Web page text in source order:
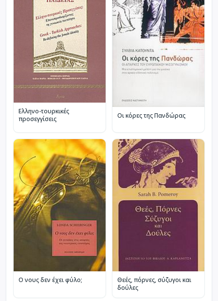
Ελληνο-τουρκικές
προσεγγίσεις
Οι κόρες της Πανδώρας
Ο νους δεν έχει φύλο;
Θεές, πόρνες, σύζυγοι και
δούλες